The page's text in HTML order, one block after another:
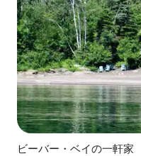
ビーバー・ベイの一軒家